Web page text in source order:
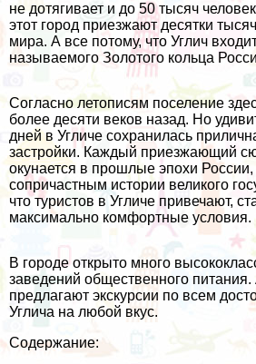
не дотягивает и до 50 тысяч
этот город приезжают десятки
мира. А все потому, что Углич
называемого Золотого кольца
Согласно летописям поселение
более десяти веков назад. Но
дней в Угличе сохранилась
застройки. Каждый приезжающий
окунается в прошлые эпохи России,
сопричастным истории великого
что туристов в Угличе привечают,
максимально комфортные условия.
В городе открыто много
заведений общественного
предлагают экскурсии по всем
Углича на любой вкус.
Содержание: